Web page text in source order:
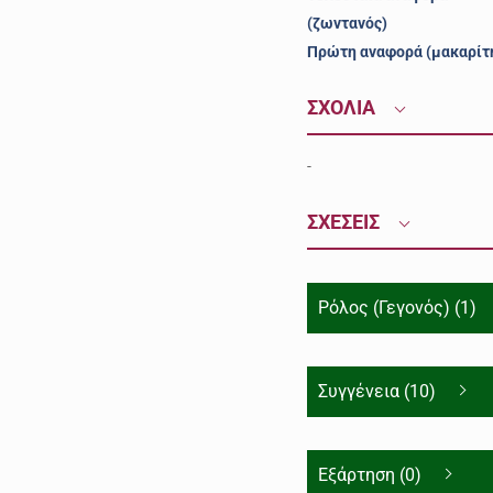
(ζωντανός)
Πρώτη αναφορά
ΣΧΟΛΙΑ
-
ΣΧΕΣΕΙΣ
Ρόλος (Γεγονός) (1)
Συγγένεια (10)
Εξάρτηση (0)